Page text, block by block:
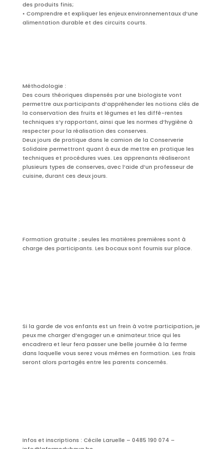
des produits finis;
• Comprendre et expliquer les enjeux environnementaux d’une
alimentation durable et des circuits courts.
Méthodologie :
Des cours théoriques dispensés par une biologiste vont
permettre aux participants d’appréhender les notions clés de
la conservation des fruits et légumes et les diffé-rentes
techniques s’y rapportant, ainsi que les normes d’hygiène à
respecter pour la réalisation des conserves.
Deux jours de pratique dans le camion de la Conserverie
Solidaire permettront quant à eux de mettre en pratique les
techniques et procédures vues. Les apprenants réaliseront
plusieurs types de conserves, avec l’aide d’un professeur de
cuisine, durant ces deux jours.
Formation gratuite ; seules les matières premières sont à
charge des participants. Les bocaux sont fournis sur place.
Si la garde de vos enfants est un frein à votre participation, je
peux me charger d’engager un.e animateur.trice qui les
encadrera et leur fera passer une belle journée à la ferme
dans laquelle vous serez vous mêmes en formation. Les frais
seront alors partagés entre les parents concernés.
Infos et inscriptions : Cécile Laruelle – 0485 190 074 –